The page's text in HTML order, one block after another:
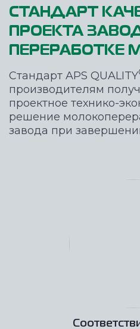
СТАНДАРТ
ПРОЕКТА
ПЕРЕРАБОТКЕ
Стандарт APS QUALITY
производителям
проектное технико-
решение
завода при